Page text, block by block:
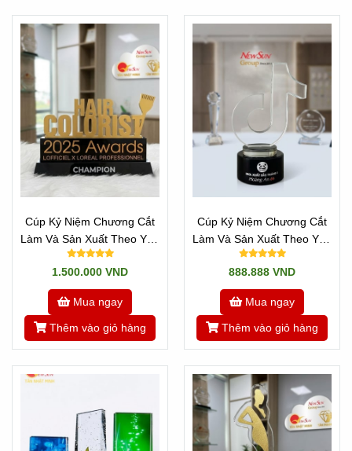
Cúp Kỷ Niệm Chương Cắt
Làm Và Sản Xuất Theo Yêu
Cầu - Mọi Chữ Cái
1.500.000 VND
Mua ngay
Thêm vào giỏ hàng
Cúp Kỷ Niệm Chương Cắt
Làm Và Sản Xuất Theo Yêu
Cầu Mọi Logo - Mẫu TikTok
888.888 VND
Mua ngay
Thêm vào giỏ hàng